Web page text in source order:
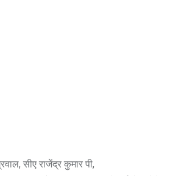
सीए राजेंद्र कुमार पी,